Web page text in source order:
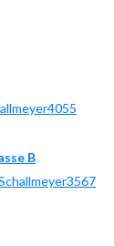
4055
B
3567